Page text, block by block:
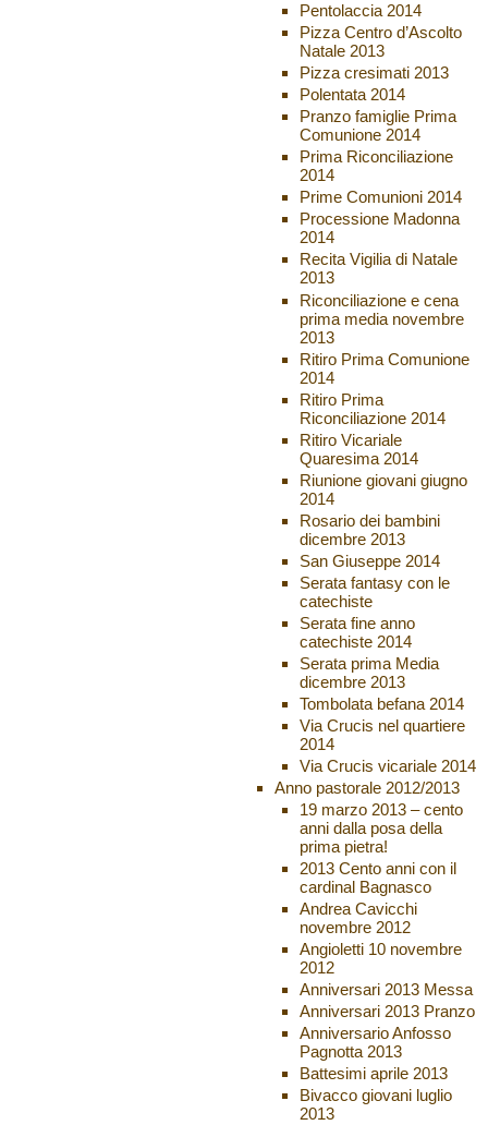
Pentolaccia 2014
Pizza Centro d’Ascolto
Natale 2013
Pizza cresimati 2013
Polentata 2014
Pranzo famiglie Prima
Comunione 2014
Prima Riconciliazione
2014
Prime Comunioni 2014
Processione Madonna
2014
Recita Vigilia di Natale
2013
Riconciliazione e cena
prima media novembre
2013
Ritiro Prima Comunione
2014
Ritiro Prima
Riconciliazione 2014
Ritiro Vicariale
Quaresima 2014
Riunione giovani giugno
2014
Rosario dei bambini
dicembre 2013
San Giuseppe 2014
Serata fantasy con le
catechiste
Serata fine anno
catechiste 2014
Serata prima Media
dicembre 2013
Tombolata befana 2014
Via Crucis nel quartiere
2014
Via Crucis vicariale 2014
Anno pastorale 2012/2013
19 marzo 2013 – cento
anni dalla posa della
prima pietra!
2013 Cento anni con il
cardinal Bagnasco
Andrea Cavicchi
novembre 2012
Angioletti 10 novembre
2012
Anniversari 2013 Messa
Anniversari 2013 Pranzo
Anniversario Anfosso
Pagnotta 2013
Battesimi aprile 2013
Bivacco giovani luglio
2013